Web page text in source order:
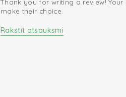
Thank you for writing a review!
make their choice.
Rakstīt atsauksmi